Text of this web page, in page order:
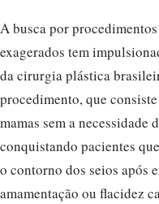
A busca por
exagerados tem
da cirurgia plástica
procedimento, que
mamas sem a
conquistando pacientes
o contorno dos seios após
amamentação ou flacidez